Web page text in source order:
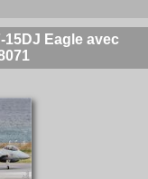
Eagle avec